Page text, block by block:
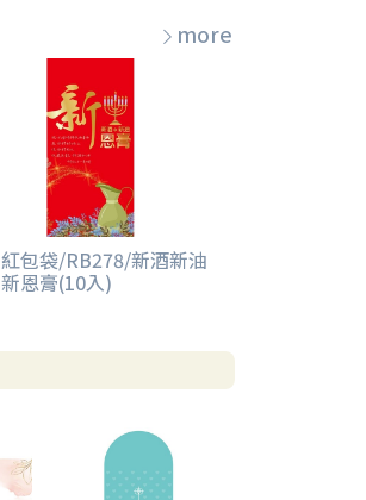
more
紅包袋/RB278/新酒新油
新恩膏(10入)